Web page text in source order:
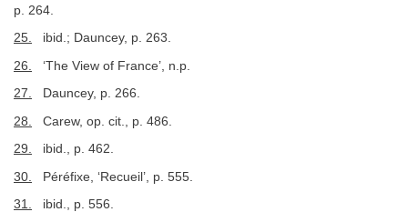
p. 264.
25. ibid.; Dauncey, p. 263.
26. ‘The View of France’, n.p.
27. Dauncey, p. 266.
28. Carew, op. cit., p. 486.
29. ibid., p. 462.
30. Péréfixe, ‘Recueil’, p. 555.
31. ibid., p. 556.